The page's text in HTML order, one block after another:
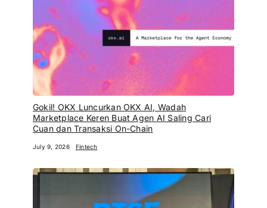
Gokil! OKX Luncurkan OKX AI, Wadah
Marketplace Keren Buat Agen AI Saling Cari
Cuan dan Transaksi On-Chain
July 9, 2026 Fintech